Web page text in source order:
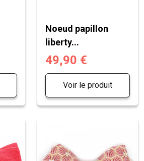
Noeud papillon
liberty...
49,90 €
Voir le produit